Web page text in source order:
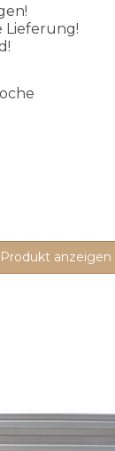
Lieferung!
Produkt anzeigen